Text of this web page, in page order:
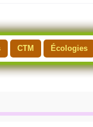
CTM Écologies